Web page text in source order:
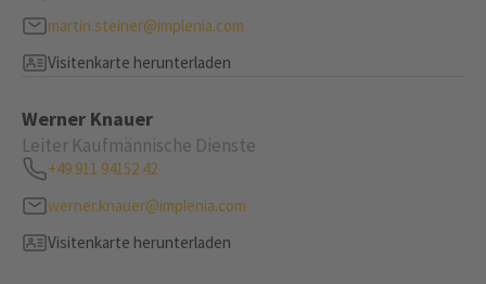
martin.steiner@implenia.com
Visitenkarte herunterladen
Werner Knauer
Leiter Kaufmännische Dienste
+49 911 94152 42
werner.knauer@implenia.com
Visitenkarte herunterladen